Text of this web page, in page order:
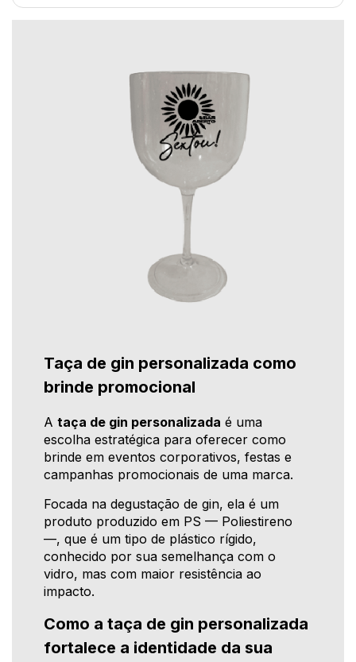
Taça de gin personalizada como
brinde promocional
A taça de gin personalizada é uma
escolha estratégica para oferecer como
brinde em eventos corporativos, festas e
campanhas promocionais de uma marca.
Focada na degustação de gin, ela é um
produto produzido em PS — Poliestireno
—, que é um tipo de plástico rígido,
conhecido por sua semelhança com o
vidro, mas com maior resistência ao
impacto.
Como a taça de gin personalizada
fortalece a identidade da sua